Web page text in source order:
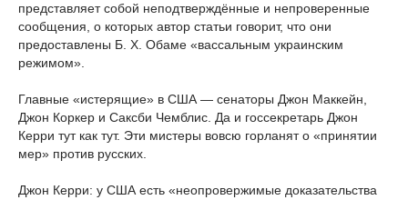
представляет собой неподтверждённые и непроверенные
сообщения, о которых автор статьи говорит, что они
предоставлены Б. Х. Обаме «вассальным украинским
режимом».
Главные «истерящие» в США — сенаторы Джон Маккейн,
Джон Коркер и Саксби Чемблис. Да и госсекретарь Джон
Керри тут как тут. Эти мистеры вовсю горланят о «принятии
мер» против русских.
Джон Керри: у США есть «неопровержимые доказательства